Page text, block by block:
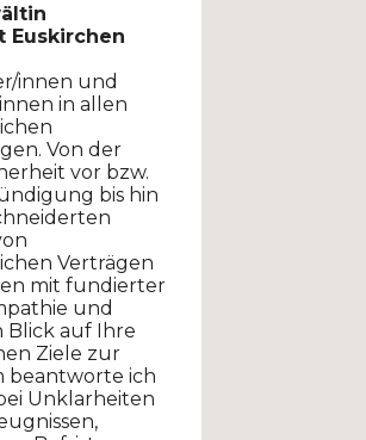
Euskirchen
innen und
in allen
Von der
vor bzw.
bis hin
Verträgen
mit fundierter
und
Blick auf Ihre
Ziele zur
beantworte ich
Unklarheiten